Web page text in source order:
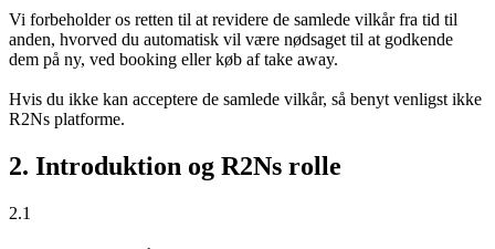
Vi forbeholder os retten til at revidere de samlede vilkår fra tid til
anden, hvorved du automatisk vil være nødsaget til at godkende
dem på ny, ved booking eller køb af take away.
Hvis du ikke kan acceptere de samlede vilkår, så benyt venligst ikke
R2Ns platforme.
2. Introduktion og R2Ns rolle
2.1